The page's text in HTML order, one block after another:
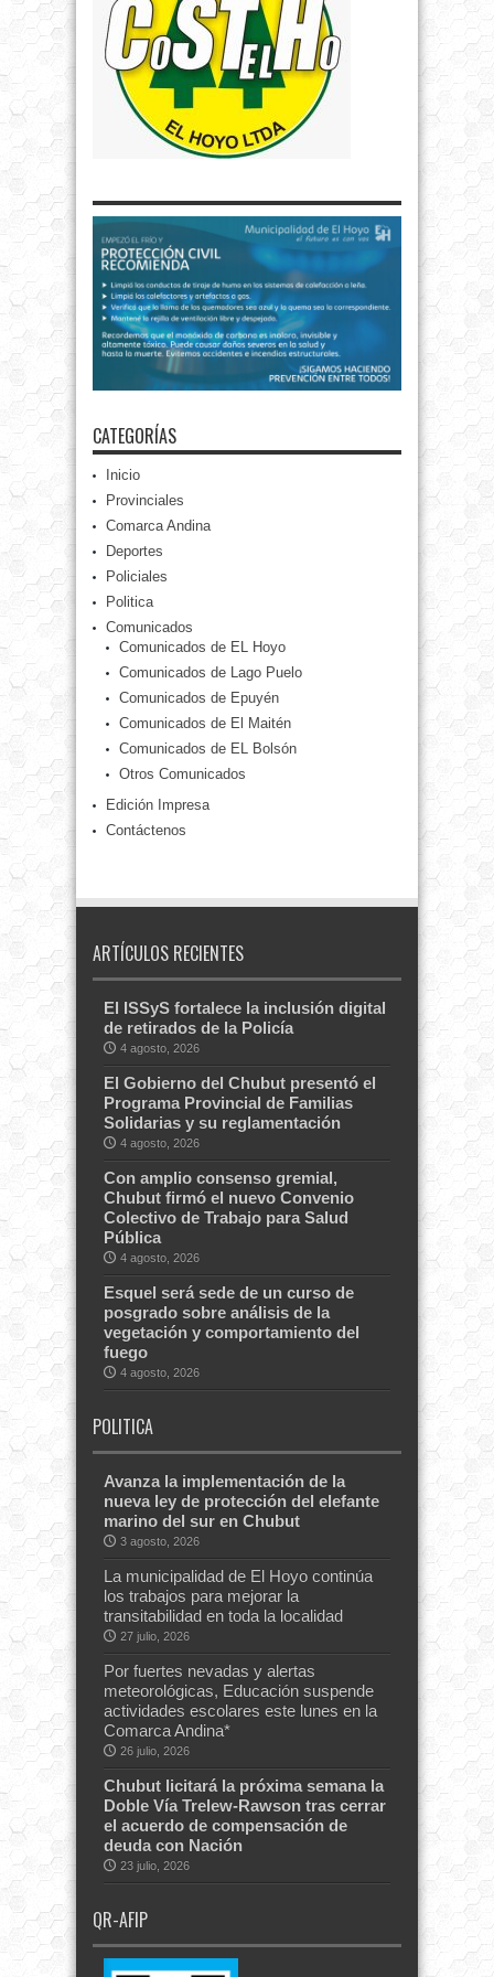
CATEGORÍAS
Inicio
Provinciales
Comarca Andina
Deportes
Policiales
Politica
Comunicados
Comunicados de EL Hoyo
Comunicados de Lago Puelo
Comunicados de Epuyén
Comunicados de El Maitén
Comunicados de EL Bolsón
Otros Comunicados
Edición Impresa
Contáctenos
ARTÍCULOS RECIENTES
El ISSyS fortalece la inclusión digital
de retirados de la Policía
4 agosto, 2026
El Gobierno del Chubut presentó el
Programa Provincial de Familias
Solidarias y su reglamentación
4 agosto, 2026
Con amplio consenso gremial,
Chubut firmó el nuevo Convenio
Colectivo de Trabajo para Salud
Pública
4 agosto, 2026
Esquel será sede de un curso de
posgrado sobre análisis de la
vegetación y comportamiento del
fuego
4 agosto, 2026
POLITICA
Avanza la implementación de la
nueva ley de protección del elefante
marino del sur en Chubut
3 agosto, 2026
La municipalidad de El Hoyo continúa
los trabajos para mejorar la
transitabilidad en toda la localidad
27 julio, 2026
Por fuertes nevadas y alertas
meteorológicas, Educación suspende
actividades escolares este lunes en la
Comarca Andina*
26 julio, 2026
Chubut licitará la próxima semana la
Doble Vía Trelew-Rawson tras cerrar
el acuerdo de compensación de
deuda con Nación
23 julio, 2026
QR-AFIP